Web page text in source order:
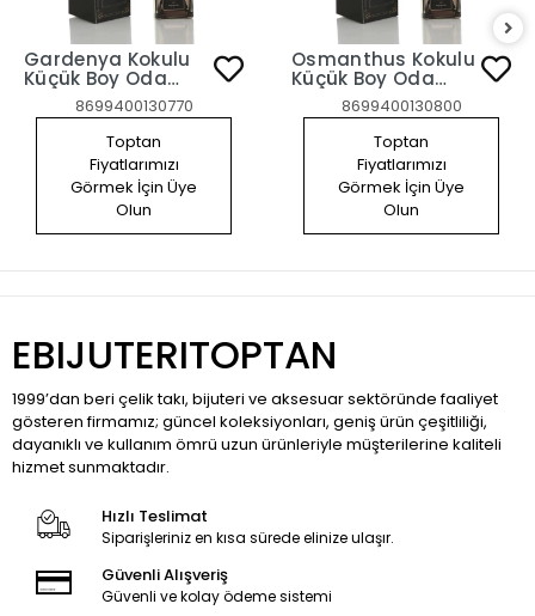
Gardenya Kokulu
Küçük Boy Oda
Kokusu8699400130770
Toptan
Fiyatlarımızı
Görmek İçin Üye
Olun
Osmanthus Kokulu
Küçük Boy Oda
Kokusu8699400130800
Toptan
Fiyatlarımızı
Görmek İçin Üye
Olun
EBIJUTERITOPTAN
1999’dan beri çelik takı, bijuteri ve aksesuar sektöründe faaliyet
gösteren firmamız; güncel koleksiyonları, geniş ürün çeşitliliği,
dayanıklı ve kullanım ömrü uzun ürünleriyle müşterilerine kaliteli
hizmet sunmaktadır.
Hızlı Teslimat
Siparişleriniz en kısa sürede elinize ulaşır.
Güvenli Alışveriş
Güvenli ve kolay ödeme sistemi